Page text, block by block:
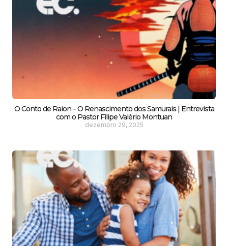
O Conto de Raion – O Renascimento dos Samurais | Entrevista
com o Pastor Filipe Valério Montuan
dezembro 29, 2025